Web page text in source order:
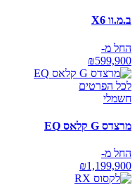
ב.מ.וו X6
החל מ-
₪599,900
לכל הפרטים
חשמלי
מרצדס G קלאס EQ
החל מ-
₪1,199,900